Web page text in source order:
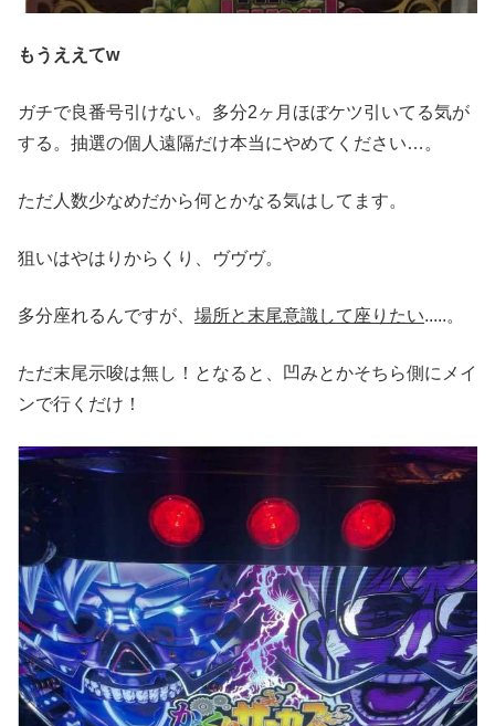
もうええてw
ガチで良番号引けない。多分2ヶ月ほぼケツ引いてる気が
する。抽選の個人遠隔だけ本当にやめてください…。
ただ人数少なめだから何とかなる気はしてます。
狙いはやはりからくり、ヴヴヴ。
多分座れるんですが、 場所と末尾意識して座りたい.....。
ただ末尾示唆は無し！となると、凹みとかそちら側にメイ
ンで行くだけ！